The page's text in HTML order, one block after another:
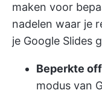
maken voor
nadelen waar je
je Google Slides
Beperkte
modus van